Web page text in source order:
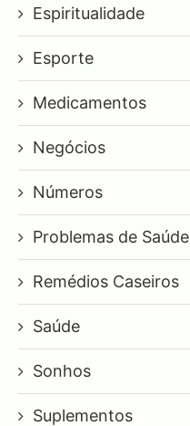
Espiritualidade
Esporte
Medicamentos
Negócios
Números
Problemas de Saúde
Remédios Caseiros
Saúde
Sonhos
Suplementos